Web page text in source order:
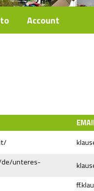
Account
de/unteres-